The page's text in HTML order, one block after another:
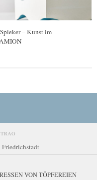
– Kunst im
VON TÖPFEREIEN